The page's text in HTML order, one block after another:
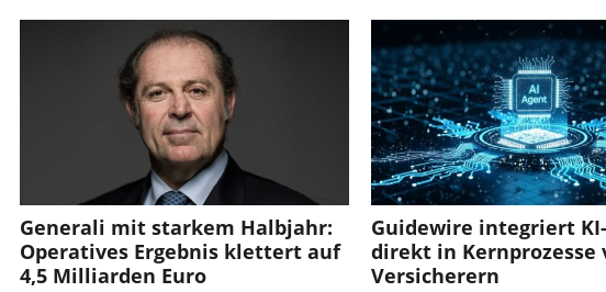
Generali mit starkem Halbjahr:
Operatives Ergebnis klettert auf
4,5 Milliarden Euro
Guidewire integriert
direkt in Kernprozesse
Versicherern